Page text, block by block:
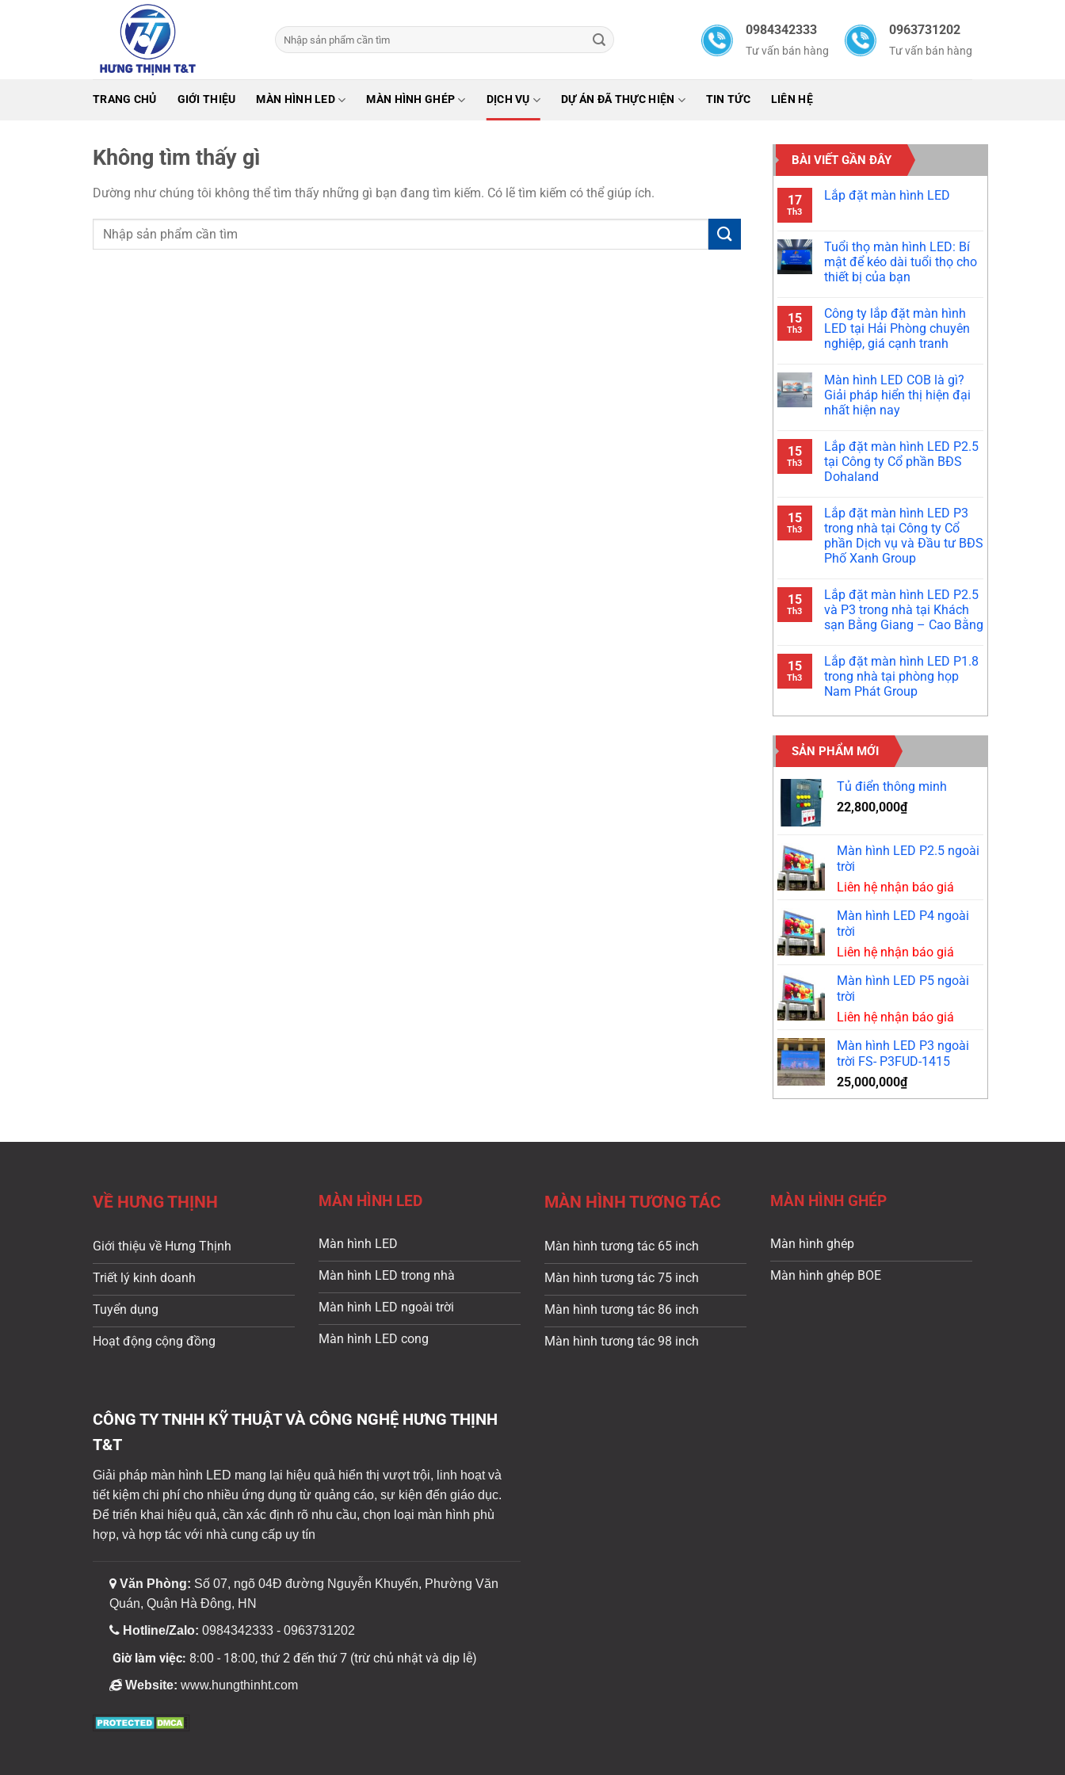
Tìm
kiếm:
0984342333
Tư vấn bán hàng
0963731202
Tư vấn bán hàng
TRANG CHỦ GIỚI THIỆU MÀN HÌNH LED MÀN HÌNH GHÉP DỊCH VỤ DỰ ÁN ĐÃ THỰC HIỆN TIN TỨC LIÊN HỆ
Không tìm thấy gì
Dường như chúng tôi không thể tìm thấy những gì bạn đang tìm kiếm. Có lẽ tìm kiếm có thể giúp ích.
BÀI VIẾT GẦN ĐÂY
17
Th3
Lắp đặt màn hình LED
Tuổi thọ màn hình LED: Bí
mật để kéo dài tuổi thọ cho
thiết bị của bạn
15
Th3
Công ty lắp đặt màn hình
LED tại Hải Phòng chuyên
nghiệp, giá cạnh tranh
Màn hình LED COB là gì?
Giải pháp hiển thị hiện đại
nhất hiện nay
15
Th3
Lắp đặt màn hình LED P2.5
tại Công ty Cổ phần BĐS
Dohaland
15
Th3
Lắp đặt màn hình LED P3
trong nhà tại Công ty Cổ
phần Dịch vụ và Đầu tư BĐS
Phố Xanh Group
15
Th3
Lắp đặt màn hình LED P2.5
và P3 trong nhà tại Khách
sạn Bằng Giang – Cao Bằng
15
Th3
Lắp đặt màn hình LED P1.8
trong nhà tại phòng họp
Nam Phát Group
SẢN PHẨM MỚI
Tủ điển thông minh
22,800,000₫
Màn hình LED P2.5 ngoài
trời
Liên hệ nhận báo giá
Màn hình LED P4 ngoài
trời
Liên hệ nhận báo giá
Màn hình LED P5 ngoài
trời
Liên hệ nhận báo giá
Màn hình LED P3 ngoài
trời FS- P3FUD-1415
25,000,000₫
VỀ HƯNG THỊNH
Giới thiệu về Hưng Thịnh
Triết lý kinh doanh
Tuyển dụng
Hoạt động cộng đồng
MÀN HÌNH LED
Màn hình LED
Màn hình LED trong nhà
Màn hình LED ngoài trời
Màn hình LED cong
MÀN HÌNH TƯƠNG TÁC
Màn hình tương tác 65 inch
Màn hình tương tác 75 inch
Màn hình tương tác 86 inch
Màn hình tương tác 98 inch
MÀN HÌNH GHÉP
Màn hình ghép
Màn hình ghép BOE
CÔNG TY TNHH KỸ THUẬT VÀ CÔNG NGHỆ HƯNG THỊNH
T&T
Giải pháp màn hình LED mang lại hiệu quả hiển thị vượt trội, linh hoạt và
tiết kiệm chi phí cho nhiều ứng dụng từ quảng cáo, sự kiện đến giáo dục.
Để triển khai hiệu quả, cần xác định rõ nhu cầu, chọn loại màn hình phù
hợp, và hợp tác với nhà cung cấp uy tín
Văn Phòng: Số 07, ngõ 04Đ đường Nguyễn Khuyến, Phường Văn
Quán, Quận Hà Đông, HN
Hotline/Zalo: 0984342333 - 0963731202
Giờ làm việc: 8:00 - 18:00, thứ 2 đến thứ 7 (trừ chủ nhật và dịp lễ)
Website: www.hungthinht.com